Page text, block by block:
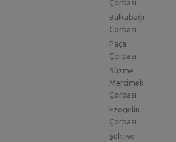
Çorbası
Balkabağı
Çorbası
Paça
Çorbası
Süzme
Mercimek
Çorbası
Ezogelin
Çorbası
Şehriye